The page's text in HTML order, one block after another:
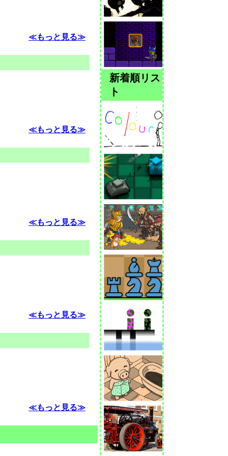
≪もっと見る≫
≪もっと見る≫
≪もっと見る≫
≪もっと見る≫
≪もっと見る≫
新着順リス
ト